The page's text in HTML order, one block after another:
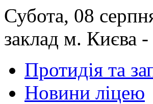
Субота, 08
заклад м. Києва
Протидія та
Новини ліцею